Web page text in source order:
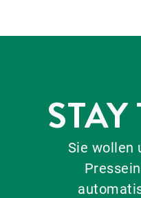
Sie wollen